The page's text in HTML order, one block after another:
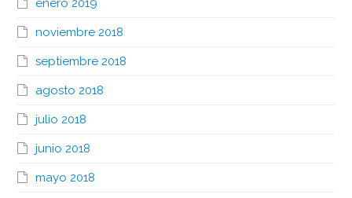
enero 2019
noviembre 2018
septiembre 2018
agosto 2018
julio 2018
junio 2018
mayo 2018